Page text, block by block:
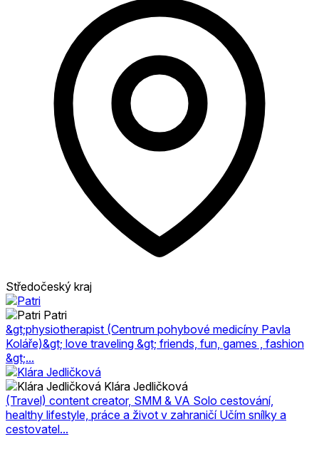
Středočeský kraj
Patri
&gt;physiotherapist (Centrum pohybové medicíny Pavla
Koláře)&gt; love traveling &gt; friends, fun, games , fashion
&gt;...
Klára Jedličková
(Travel) content creator, SMM & VA Solo cestování,
healthy lifestyle, práce a život v zahraničí Učím snílky a
cestovatel...